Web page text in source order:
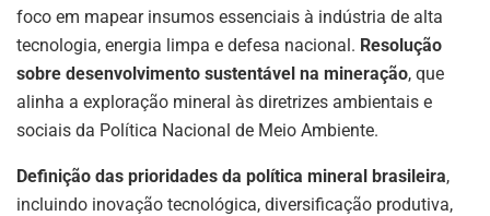
foco em mapear insumos essenciais à indústria de alta
tecnologia, energia limpa e defesa nacional. Resolução
sobre desenvolvimento sustentável na mineração, que
alinha a exploração mineral às diretrizes ambientais e
sociais da Política Nacional de Meio Ambiente.
Definição das prioridades da política mineral brasileira,
incluindo inovação tecnológica, diversificação produtiva,